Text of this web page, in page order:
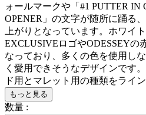
ォールマークや「#1 PUTTER IN
OPENER」の文字が随所に踊る
上がりとなっています。ホワイ
EXCLUSIVEロゴやODESSEYの
なっており、多くの色を使用し
く愛用できそうなデザインです
ド用とマレット用の種類をライ
もっと見る
数量 :